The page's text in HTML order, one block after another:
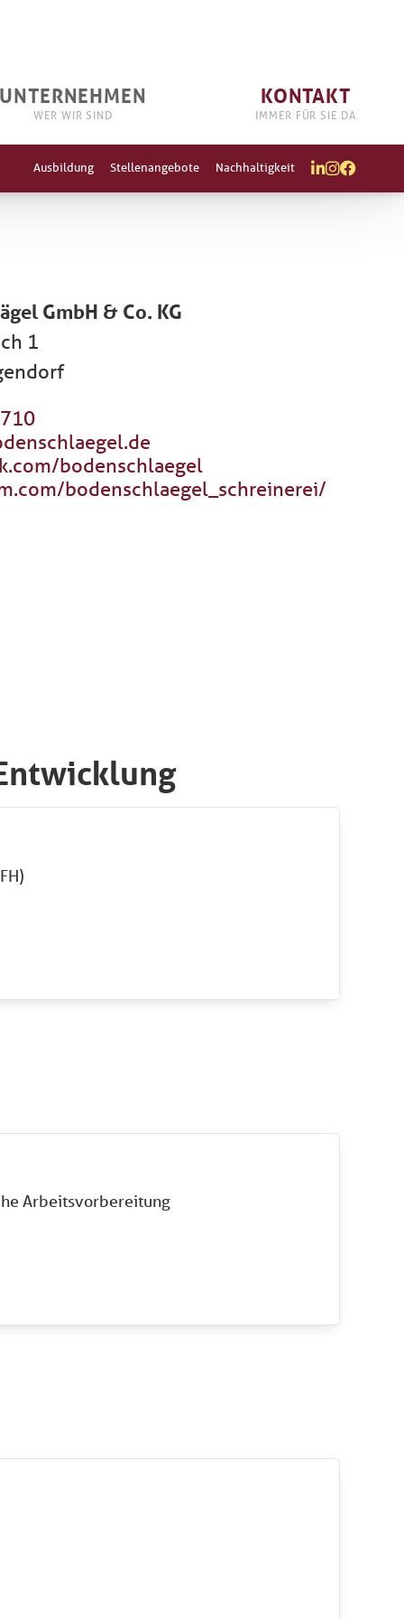
UNTERNEHMEN
WER WIR SIND
KONTAKT
IMMER FÜR SIE DA
Ausbildung Stellenangebote Nachhaltigkeit 
GmbH & Co. KG
1
bodenschlaegel
bodenschlaegel_schreinerei/
Arbeitsvorbereitung